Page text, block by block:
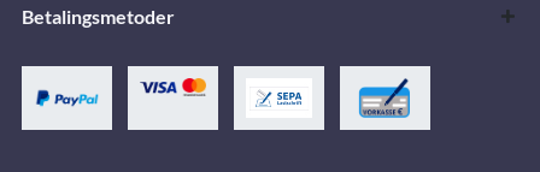
Betalingsmetoder